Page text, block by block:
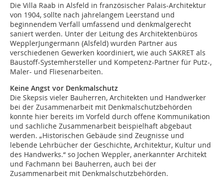
Die Villa Raab in Alsfeld in französischer Palais-Architektur
von 1904, sollte nach jahrelangem Leerstand und
beginnendem Verfall umfassend und denkmalgerecht
saniert werden. Unter der Leitung des Architektenbüros
WepplerJungermann (Alsfeld) wurden Partner aus
verschiedenen Gewerken koordiniert, wie auch SAKRET als
Baustoff-Systemhersteller und Kompetenz-Partner für Putz-,
Maler- und Fliesenarbeiten.
Keine Angst vor Denkmalschutz
Die Skepsis vieler Bauherren, Architekten und Handwerker
bei der Zusammenarbeit mit Denkmalschutzbehörden
konnte hier bereits im Vorfeld durch offene Kommunikation
und sachliche Zusammenarbeit beispielhaft abgebaut
werden. „Historischen Gebäude sind Zeugnisse und
lebende Lehrbücher der Geschichte, Architektur, Kultur und
des Handwerks.“ so Jochen Weppler, anerkannter Architekt
und Fachmann bei Bauherren, auch bei der
Zusammenarbeit mit Denkmalschutzbehörden.